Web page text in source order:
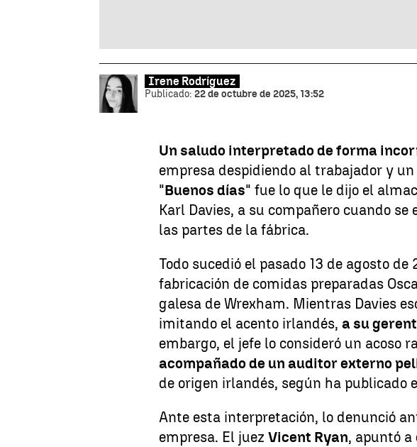
Irene Rodríguez
Publicado: 22 de octubre de 2025, 13:52
Un saludo interpretado de forma
empresa despidiendo al trabajador y
"Buenos días" fue lo que le dijo el
Karl Davies, a su compañero cuando
las partes de la fábrica.
Todo sucedió el pasado 13 de agosto
fabricación de comidas preparadas
galesa de Wrexham. Mientras Davies
imitando el acento irlandés,a su
embargo, el jefe lo consideró un acoso
acompañado de un auditor externo
de origen irlandés, según ha publicado
Ante esta interpretación, lo denunció
empresa. El juezVicent Ryan, apuntó a